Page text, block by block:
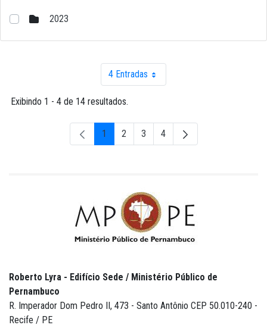
2023
4 EntradasPor página
Exibindo 1 - 4 de 14 resultados.
Página
1 Página
2 Página
3 Página
4
Roberto Lyra - Edifício Sede / Ministério Público de
Pernambuco
R. Imperador Dom Pedro II, 473 - Santo Antônio CEP 50.010-240 -
Recife / PE